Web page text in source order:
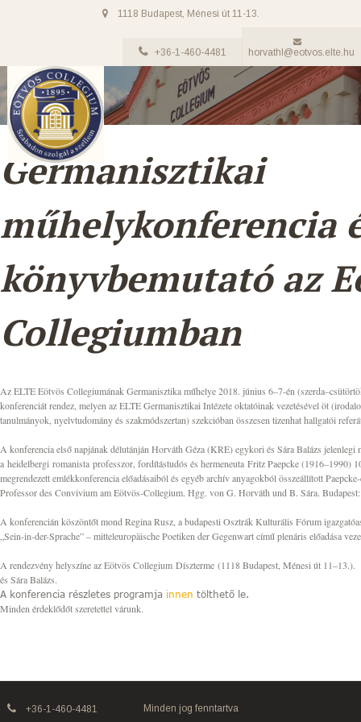
1118 Budapest, Ménesi út 11-13.
+36-1-460-4481 horvathl@eotvos.elte.hu
Germanisztikai
műhelykonferencia
könyvbemutató az
Collegiumban
Az ELTE Eötvös Collegiumának Germanisztika műhelye 2018. június 6–7-én
konferenciát rendez, melyen az ELTE Germanisztikai Intézete oktatóinak vezetésével öt
tanulmányok, nyelvtudomány és szakmódszertan) szekcióban összesen tizenhat hallgatói
A konferencia első napjának délutánján Horváth Géza (KRE) egykori és Sára Balázs jelenlegi
a heidelbergi romanista professzor,fordítástudós és hermeneuta Fritz Paepcke (1916–1990)
megrendezett emlékkonferencia előadásaiból és egyéb archív anyagokból összeállított
Professor des Convivium am Eötvös-Collegium. Hgg. von G. Horváth und B. Sára.
A konferencián köszöntőt mond Regina Rusz, a budapesti Osztrák Kulturális Fórum
„Sein-in-der-Sprache” – mitteleuropäische Poetiken der Gegenwart című plenáris előadása
A rendezvény helyszíne az Eötvös Collegium Díszterme (1118 Budapest, Ménesi út
és Sára Balázs.
A konferencia részletes programja innen tölthető le.
Minden érdeklődőt szeretettel várunk.
+36-1-460-4481
Minden jog fenntartva